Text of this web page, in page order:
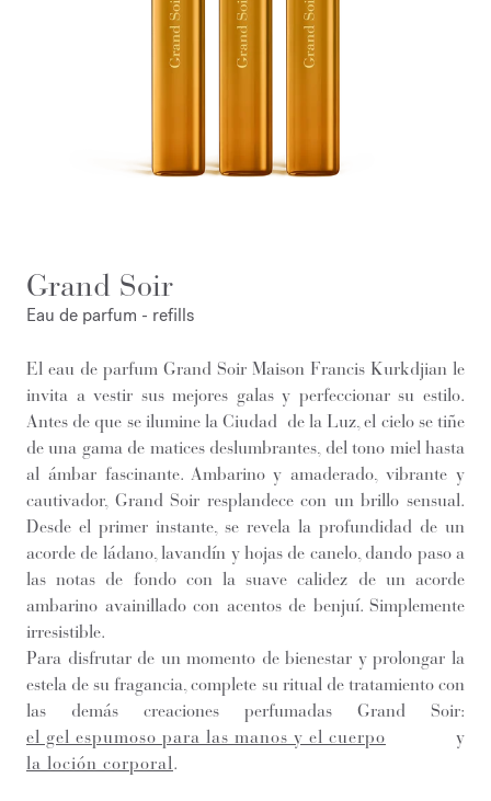
Grand Soir
Eau de parfum - refills
El eau de parfum Grand Soir Maison Francis Kurkdjian le
invita a vestir sus mejores galas y perfeccionar su estilo.
Antes de que se ilumine la Ciudad de la Luz, el cielo se tiñe
de una gama de matices deslumbrantes, del tono miel hasta
al ámbar fascinante. Ambarino y amaderado, vibrante y
cautivador, Grand Soir resplandece con un brillo sensual.
Desde el primer instante, se revela la profundidad de un
acorde de ládano, lavandín y hojas de canelo, dando paso a
las notas de fondo con la suave calidez de un acorde
ambarino avainillado con acentos de benjuí. Simplemente
irresistible.
Para disfrutar de un momento de bienestar y prolongar la
estela de su fragancia, complete su ritual de tratamiento con
las demás creaciones perfumadas Grand Soir:
el gel espumoso para las manos y el cuerpo y
la loción corporal.